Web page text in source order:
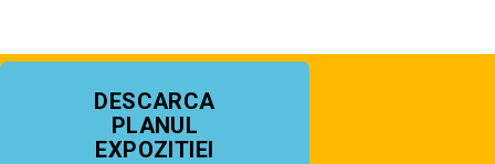
DESCARCA
PLANUL
EXPOZITIEI